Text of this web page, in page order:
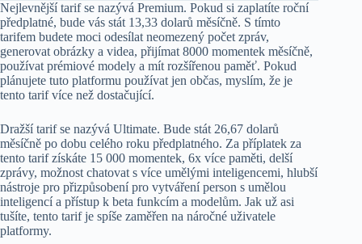
Nejlevnější tarif se nazývá Premium. Pokud si zaplatíte roční
předplatné, bude vás stát 13,33 dolarů měsíčně. S tímto
tarifem budete moci odesílat neomezený počet zpráv,
generovat obrázky a videa, přijímat 8000 momentek měsíčně,
používat prémiové modely a mít rozšířenou paměť. Pokud
plánujete tuto platformu používat jen občas, myslím, že je
tento tarif více než dostačující.
Dražší tarif se nazývá Ultimate. Bude stát 26,67 dolarů
měsíčně po dobu celého roku předplatného. Za příplatek za
tento tarif získáte 15 000 momentek, 6x více paměti, delší
zprávy, možnost chatovat s více umělými inteligencemi, hlubší
nástroje pro přizpůsobení pro vytváření person s umělou
inteligencí a přístup k beta funkcím a modelům. Jak už asi
tušíte, tento tarif je spíše zaměřen na náročné uživatele
platformy.